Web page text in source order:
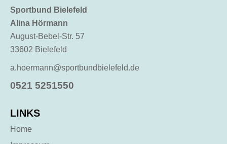
Sportbund Bielefeld
Alina Hörmann
August-Bebel-Str. 57
33602 Bielefeld
a.hoermann@sportbundbielefeld.de
0521 5251550
LINKS
Home